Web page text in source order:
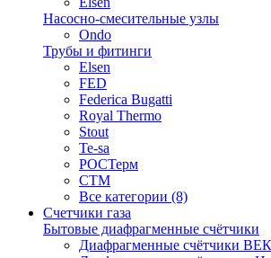
Насосно-смесительные узлы
Ondo
Трубы и фитинги
Elsen
FED
Federica Bugatti
Royal Thermo
Stout
Te-sa
РОСТерм
СТМ
Все категории (8)
Счетчики газа
Бытовые диафрагменные счётчики
Диафрагменные счётчики